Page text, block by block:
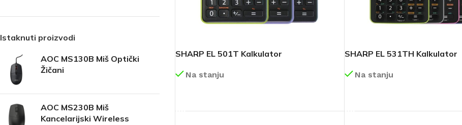
Istaknuti proizvodi
AOC MS130B Miš Optički
Žičani
AOC MS230B Miš
Kancelarijski Wireless
SHARP EL 501T Kalkulator
Na stanju
SHARP EL 531TH Kalkulator
Na stanju